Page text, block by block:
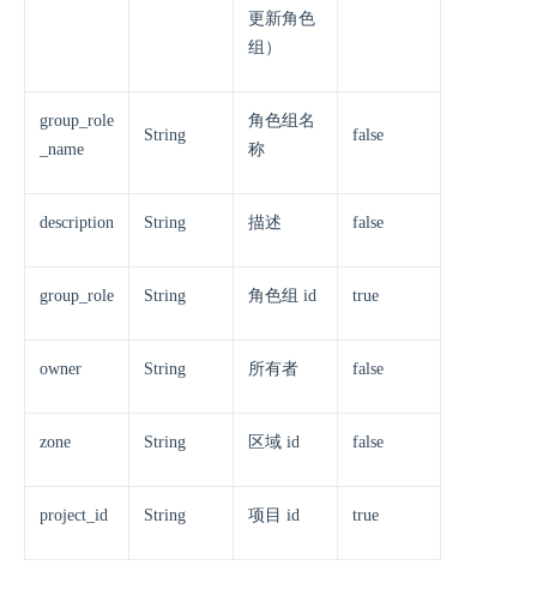
更新角色
组）
group_role
_name
String
角色组名
称
false
description String 描述 false
group_role String 角色组 id true
owner String 所有者 false
zone String 区域 id false
project_id String 项目 id true